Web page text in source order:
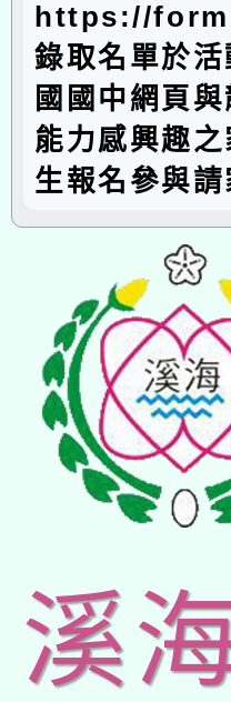
https://
錄取名單於
國國中網頁
能力感興趣
生報名參與
溪